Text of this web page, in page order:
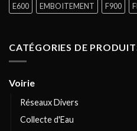
E600
EMBOITEMENT F900
CATÉGORIES DE
Voirie
Réseaux Divers
Collecte d'Eau